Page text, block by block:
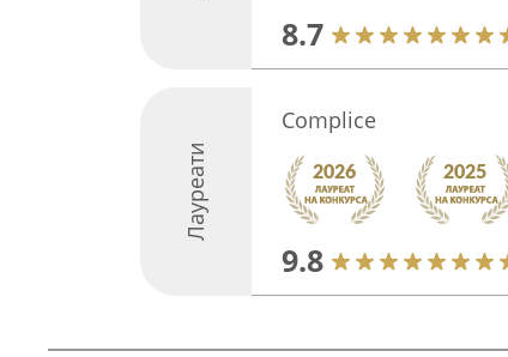
8.7
Лауреати
Complice
9.8